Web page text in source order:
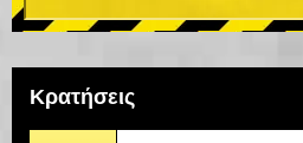
Κρατήσεις